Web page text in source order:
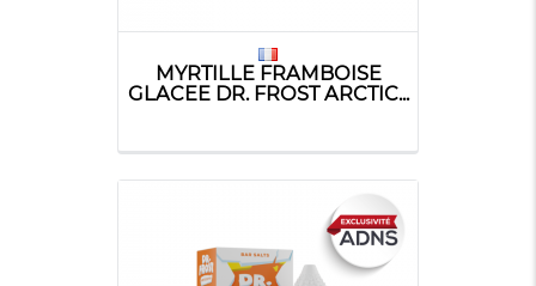
MYRTILLE FRAMBOISE
GLACEE DR. FROST ARCTIC...